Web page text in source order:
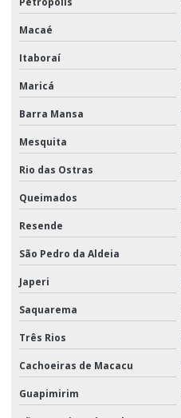
Macaé
Itaboraí
Maricá
Barra Mansa
Mesquita
Rio das Ostras
Queimados
Resende
São Pedro da Aldeia
Japeri
Saquarema
Três Rios
Cachoeiras de Macacu
Guapimirim